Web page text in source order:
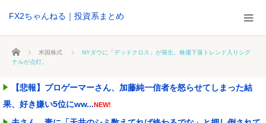
FX2ちゃんねる｜投資系まとめ
ホーム 米国株式
NYダウに「デッドクロス」が発生。株価下落トレンド入りシグ
ナルが点灯。
【悲報】プロゲーマーさん、加藤純一信者を怒らせてしまった結
果、好き嫌い5位にww...NEW!